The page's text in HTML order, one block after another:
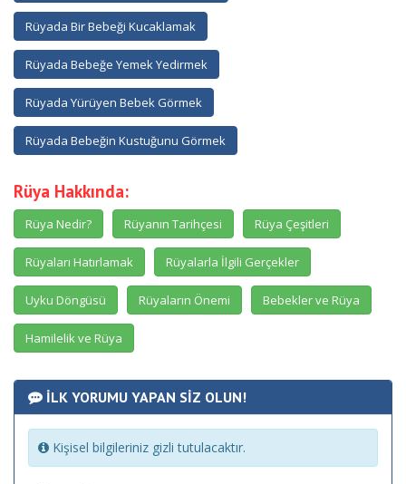
Rüyada Bir Bebeği Kucaklamak
Rüyada Bebeğe Yemek Yedirmek
Rüyada Yürüyen Bebek Görmek
Rüyada Bebeğin Kustuğunu Görmek
Rüya Hakkında:
Rüya Nedir? Rüyanın Tarihçesi Rüya Çeşitleri
Rüyaları Hatırlamak Rüyalarla İlgili Gerçekler
Uyku Döngüsü Rüyaların Önemi Bebekler ve Rüya
Hamilelik ve Rüya
İLK YORUMU YAPAN SİZ OLUN!
Kişisel bilgileriniz gizli tutulacaktır.